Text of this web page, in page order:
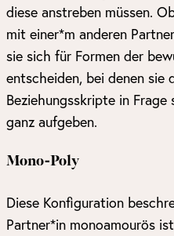
diese anstreben müssen.
mit einer*m anderen
sie sich für Formen der
entscheiden, bei denen sie
Beziehungsskripte in
ganz aufgeben.
Mono-Poly
Diese Konfiguration
Partner*in monoamourös